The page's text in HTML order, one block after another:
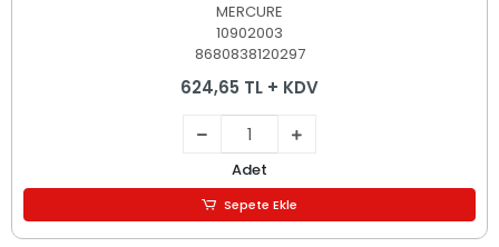
MERCURE
10902003
8680838120297
624,65 TL + KDV
Adet
Sepete Ekle